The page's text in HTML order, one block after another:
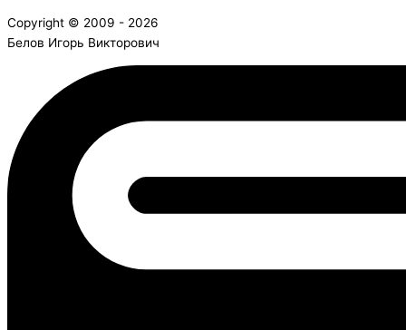
Copyright © 2009 - 2026
Белов Игорь Викторович